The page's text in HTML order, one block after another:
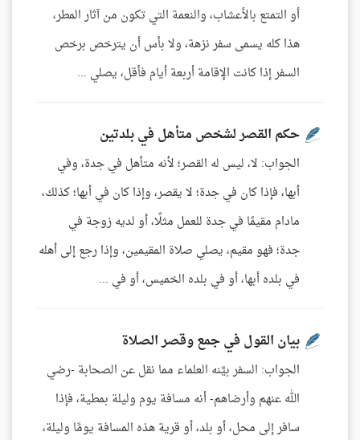
أو التمتع بالأعشاب، والنعمة التي تكون من آثار المطر،
هذا كله يسمى سفر نزهة، ولا بأس أن يترخص برخص
السفر إذا كانت الإقامة أربعة أيام فأقل، يصلي ...
حكم القصر لشخص متأهل في بلدتين
الجواب: لا، ليس له القصر؛ لأنه متأهل في جدة، وفي
أبها، فإذا كان في جدة؛ لا يقصر، وإذا كان في أبها؛ كذلك،
مادام مقيمًا في جدة للعمل مثلًا، أو لديه زوجة في
جدة؛ فهو مقيم، يصلي صلاة المقيمين، وإذا رجع إلى أهله
في بلده أبها، أو في بلده الخميس، أو في ...
بيان القول في جمع وقصر الصلاة
الجواب: السفر بيَّنه العلماء مما نقل عن الصحابة -رضي
الله عنهم وأرضاهم- أنه مسافة يوم وليلة بمطية، فإذا
سافر إلى محل، أو بلد، أو قرية هذه المسافة يومًا وليلة،